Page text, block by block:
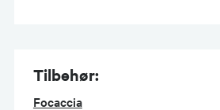
Tilbehør:
Focaccia